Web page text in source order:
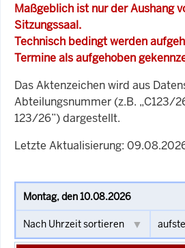
Maßgeblich ist nur der Aushang
Sitzungssaal.
Technisch bedingt werden
Termine als aufgehoben
Das Aktenzeichen wird aus
Abteilungsnummer (z.B. „C123/
123/26”) dargestellt.
Letzte Aktualisierung: